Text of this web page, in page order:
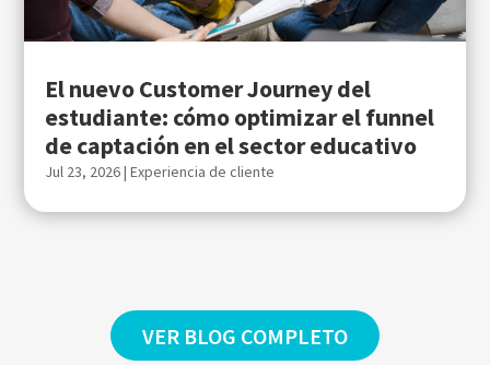
El nuevo Customer Journey del
estudiante: cómo optimizar el funnel
de captación en el sector educativo
Jul 23, 2026|Experiencia de cliente
VER BLOG COMPLETO